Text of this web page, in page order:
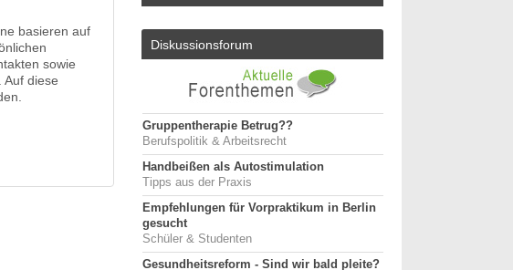
basieren auf
sowie
diese
Diskussionsforum
Gruppentherapie Betrug??
Berufspolitik & Arbeitsrecht
Handbeißen als Autostimulation
Tipps aus der Praxis
Empfehlungen für Vorpraktikum in Berlin
gesucht
Schüler & Studenten
Gesundheitsreform - Sind wir bald pleite?